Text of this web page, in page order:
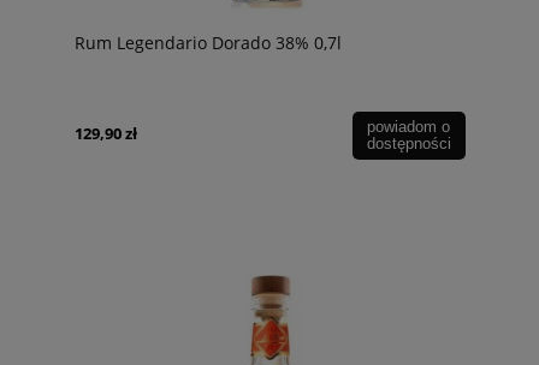
Rum Legendario Dorado 38% 0,7l
129,90 zł
powiadom o
dostępności